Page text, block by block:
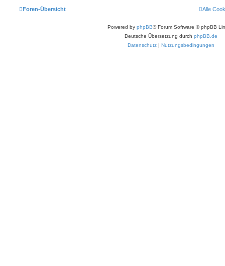
Foren-Übersicht Alle
Powered by phpBB® Forum Software © phpBB
Deutsche Übersetzung durch phpBB.de
Datenschutz
Nutzungsbedingungen